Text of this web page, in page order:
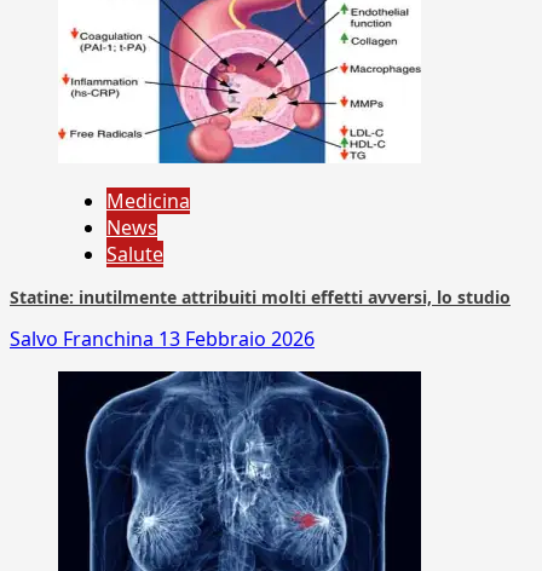
Medicina
News
Salute
Statine: inutilmente attribuiti molti effetti avversi, lo studio
Salvo Franchina 13 Febbraio 2026